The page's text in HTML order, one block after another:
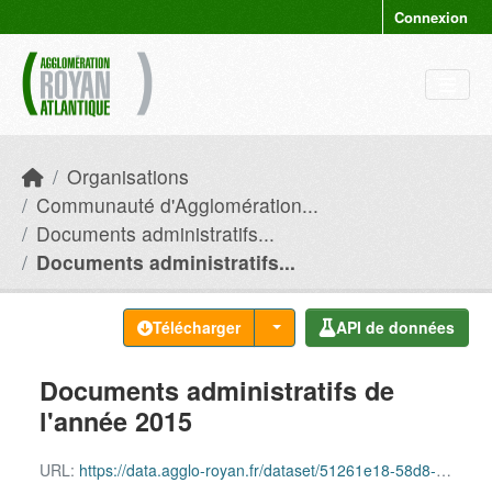
Connexion
Organisations
Communauté d'Agglomération...
Documents administratifs...
Documents administratifs...
Télécharger API de données
Documents administratifs de
l'année 2015
URL: https://data.agglo-royan.fr/dataset/51261e18-58d8-4fe4-9954-a6aa554f880a/resource/36250e13-9d5a-4e94-ad69-277d30222213/download/documents_administratifs_2015.csv